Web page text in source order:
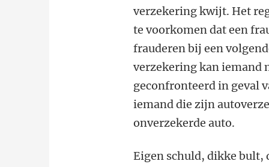
verzekering kwijt. Het
te voorkomen dat een
frauderen bij een
verzekering kan iemand
geconfronteerd in geval
iemand die zijn
onverzekerde auto.
Eigen schuld, dikke bult,